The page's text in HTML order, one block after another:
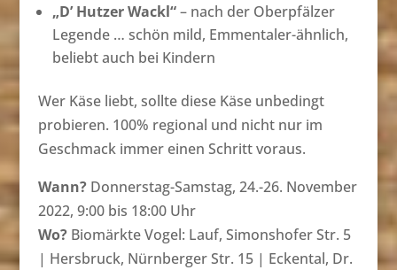
„D’ Hutzer Wackl“– nach der Oberpfälzer
Legende … schön mild, Emmentaler-ähnlich,
beliebt auch bei Kindern
Wer Käse liebt, sollte diese Käse unbedingt
probieren. 100% regional und nicht nur im
Geschmack immer einen Schritt voraus.
Wann?Donnerstag-Samstag, 24.-26. November
2022, 9:00 bis 18:00 Uhr
Wo?Biomärkte Vogel: Lauf, Simonshofer Str. 5
| Hersbruck, Nürnberger Str. 15 | Eckental, Dr.